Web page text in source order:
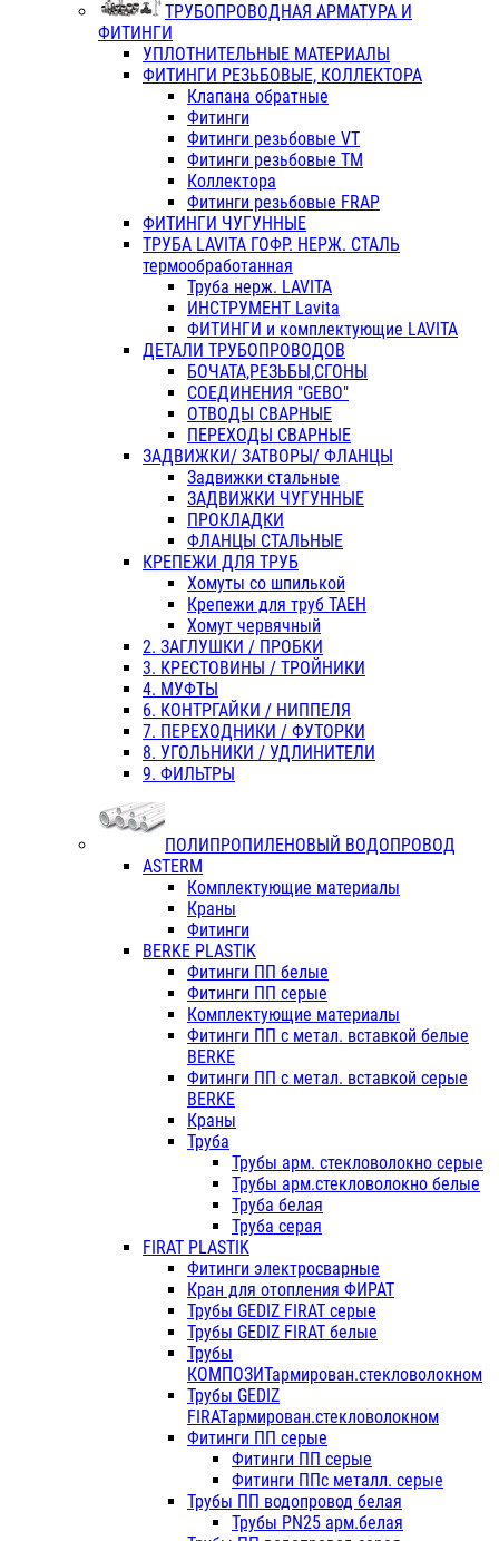
ТРУБОПРОВОДНАЯ АРМАТУРА И
ФИТИНГИ
УПЛОТНИТЕЛЬНЫЕ МАТЕРИАЛЫ
ФИТИНГИ РЕЗЬБОВЫЕ, КОЛЛЕКТОРА
Клапана обратные
Фитинги
Фитинги резьбовые VT
Фитинги резьбовые ТМ
Коллектора
Фитинги резьбовые FRAP
ФИТИНГИ ЧУГУННЫЕ
ТРУБА LAVITA ГОФР. НЕРЖ. СТАЛЬ
термообработанная
Труба нерж. LAVITA
ИНСТРУМЕНТ Lavita
ФИТИНГИ и комплектующие LAVITA
ДЕТАЛИ ТРУБОПРОВОДОВ
БОЧАТА,РЕЗЬБЫ,СГОНЫ
СОЕДИНЕНИЯ "GEBO"
ОТВОДЫ СВАРНЫЕ
ПЕРЕХОДЫ СВАРНЫЕ
ЗАДВИЖКИ/ ЗАТВОРЫ/ ФЛАНЦЫ
Задвижки стальные
ЗАДВИЖКИ ЧУГУННЫЕ
ПРОКЛАДКИ
ФЛАНЦЫ СТАЛЬНЫЕ
КРЕПЕЖИ ДЛЯ ТРУБ
Хомуты со шпилькой
Крепежи для труб ТАЕН
Хомут червячный
2. ЗАГЛУШКИ / ПРОБКИ
3. КРЕСТОВИНЫ / ТРОЙНИКИ
4. МУФТЫ
6. КОНТРГАЙКИ / НИППЕЛЯ
7. ПЕРЕХОДНИКИ / ФУТОРКИ
8. УГОЛЬНИКИ / УДЛИНИТЕЛИ
9. ФИЛЬТРЫ
ПОЛИПРОПИЛЕНОВЫЙ ВОДОПРОВОД
ASTERM
Комплектующие материалы
Краны
Фитинги
BERKE PLASTIK
Фитинги ПП белые
Фитинги ПП серые
Комплектующие материалы
Фитинги ПП с метал. вставкой белые
BERKE
Фитинги ПП с метал. вставкой серые
BERKE
Краны
Труба
Трубы арм. стекловолокно серые
Трубы арм.стекловолокно белые
Труба белая
Труба серая
FIRAT PLASTIK
Фитинги электросварные
Кран для отопления ФИРАТ
Трубы GEDIZ FIRAT серые
Трубы GEDIZ FIRAT белые
Трубы
КОМПОЗИТармирован.стекловолокном
Трубы GEDIZ
FIRATармирован.стекловолокном
Фитинги ПП серые
Фитинги ПП серые
Фитинги ППс металл. серые
Трубы ПП водопровод белая
Трубы PN25 арм.белая